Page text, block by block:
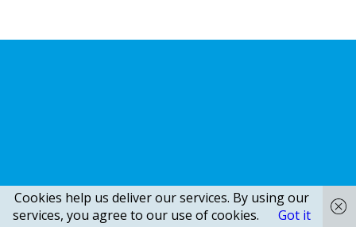
Cookies help us deliver our services. By using our
services, you agree to our use of cookies.
Got it